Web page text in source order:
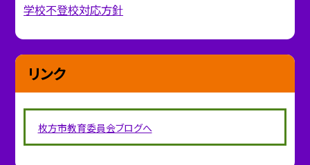
学校不登校対応方針
リンク
枚方市教育委員会ブログへ